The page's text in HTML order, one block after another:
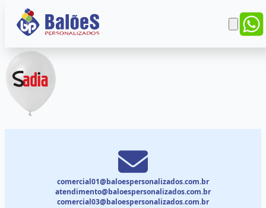
comercial01@baloespersonalizados.com.br
atendimento@baloespersonalizados.com.br
comercial03@baloespersonalizados.com.br